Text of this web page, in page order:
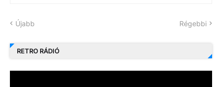
Újabb Régebbi
RETRO RÁDIÓ